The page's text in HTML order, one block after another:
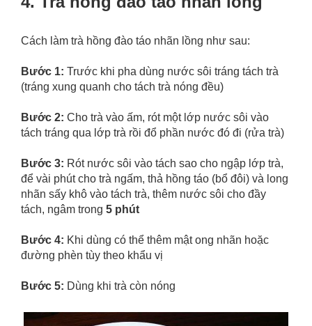
Cách làm trà hồng đào táo nhãn lồng như sau:
Bước 1: Trước khi pha dùng nước sôi tráng tách trà
(tráng xung quanh cho tách trà nóng đều)
Bước 2: Cho trà vào ấm, rót một lớp nước sôi vào
tách tráng qua lớp trà rồi đổ phần nước đó đi (rửa trà)
Bước 3: Rót nước sôi vào tách sao cho ngập lớp trà,
để vài phút cho trà ngấm, thả hồng táo (bổ đôi) và long
nhãn sấy khô vào tách trà, thêm nước sôi cho đầy
tách, ngâm trong 5 phút
Bước 4: Khi dùng có thể thêm mật ong nhãn hoặc
đường phèn tùy theo khẩu vị
Bước 5: Dùng khi trà còn nóng